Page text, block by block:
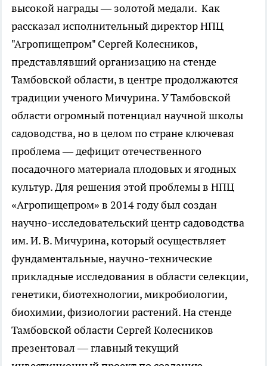
высокой награды — золотой медали. Как
рассказал исполнительный директор НПЦ
"Агропищепром" Сергей Колесников,
представлявший организацию на стенде
Тамбовской области, в центре продолжаются
традиции ученого Мичурина. У Тамбовской
области огромный потенциал научной школы
садоводства, но в целом по стране ключевая
проблема — дефицит отечественного
посадочного материала плодовых и ягодных
культур. Для решения этой проблемы в НПЦ
«Агропищепром» в 2014 году был создан
научно-исследовательский центр садоводства
им. И. В. Мичурина, который осуществляет
фундаментальные, научно-технические
прикладные исследования в области селекции,
генетики, биотехнологии, микробиологии,
биохимии, физиологии растений. На стенде
Тамбовской области Сергей Колесников
презентовал — главный текущий